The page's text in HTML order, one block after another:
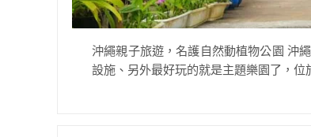
沖繩親子旅遊，名護自然動植物公園 沖
設施、另外最好玩的就是主題樂園了，位